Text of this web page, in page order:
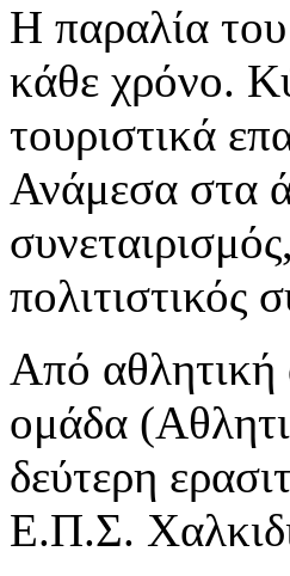
Η παραλία του
κάθε χρόνο.
τουριστικά
Ανάμεσα στα
πολιτιστικός
Από αθλητική
ομάδα
δεύτερη
Ε.Π.Σ.